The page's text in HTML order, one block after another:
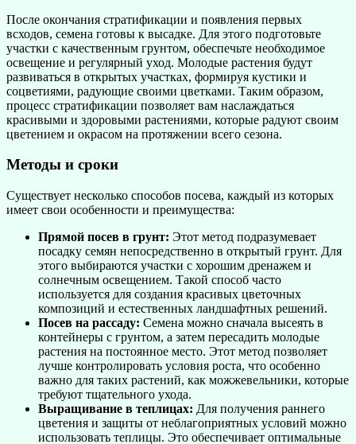
После окончания стратификации и появления первых
всходов, семена готовы к высадке. Для этого подготовьте
участки с качественным грунтом, обеспечьте необходимое
освещение и регулярный уход. Молодые растения будут
развиваться в открытых участках, формируя кустики и
соцветиями, радующие своими цветками. Таким образом,
процесс стратификации позволяет вам наслаждаться
красивыми и здоровыми растениями, которые радуют своим
цветением и окрасом на протяжении всего сезона.
Методы и сроки
Существует несколько способов посева, каждый из которых
имеет свои особенности и преимущества:
Прямой посев в грунт: Этот метод подразумевает
посадку семян непосредственно в открытый грунт. Для
этого выбираются участки с хорошим дренажем и
солнечным освещением. Такой способ часто
используется для создания красивых цветочных
композиций и естественных ландшафтных решений.
Посев на рассаду: Семена можно сначала высеять в
контейнеры с грунтом, а затем пересадить молодые
растения на постоянное место. Этот метод позволяет
лучше контролировать условия роста, что особенно
важно для таких растений, как можжевельники, которые
требуют тщательного ухода.
Выращивание в теплицах: Для получения раннего
цветения и защиты от неблагоприятных условий можно
использовать теплицы. Это обеспечивает оптимальные